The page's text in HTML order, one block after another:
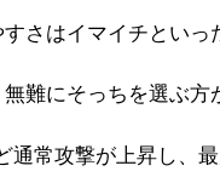
さはイマイチといっ
難にそっちを選ぶ方
常攻撃が上昇し、